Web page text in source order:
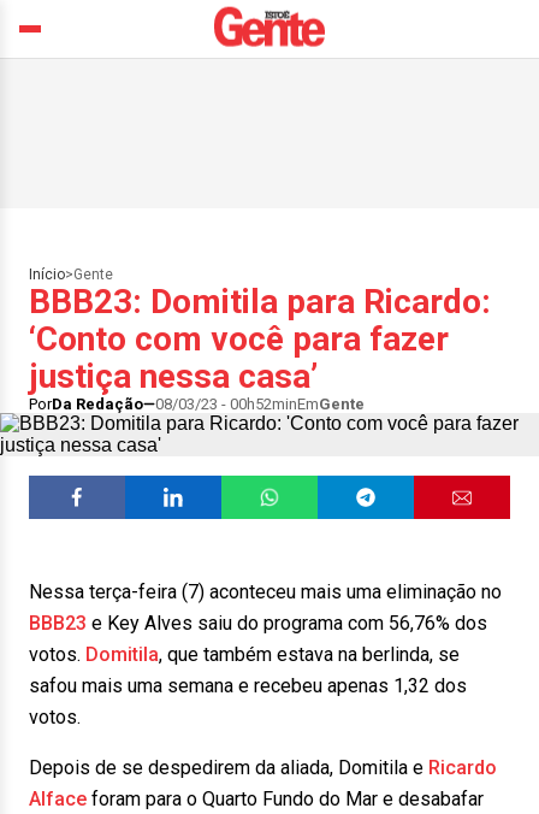
Início>Gente
BBB23: Domitila para Ricardo:
‘Conto com você para fazer
justiça nessa casa’
PorDa Redação 08/03/23 - 00h52minEmGente
Nessa terça-feira (7) aconteceu mais uma eliminação no
BBB23 e Key Alves saiu do programa com 56,76% dos
votos. Domitila, que também estava na berlinda, se
safou mais uma semana e recebeu apenas 1,32 dos
votos.
Depois de se despedirem da aliada, Domitila e Ricardo
Alface foram para o Quarto Fundo do Mar e desabafar